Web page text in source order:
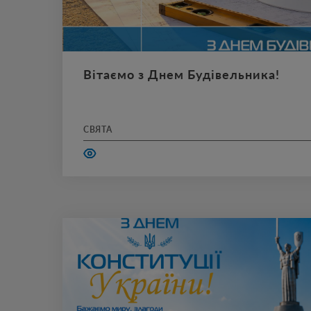
Вітаємо з Днем Будівельника!
СВЯТА
Вітаємо з Днем Будівельника! Нехай кожен